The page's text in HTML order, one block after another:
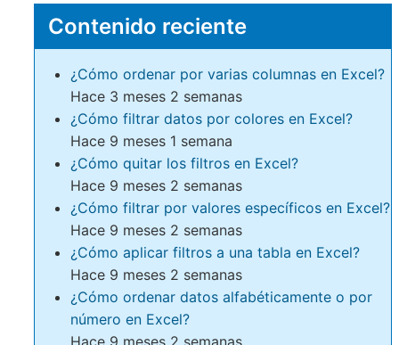
Contenido reciente
¿Cómo ordenar por varias columnas en Excel?
Hace 3 meses 2 semanas
¿Cómo filtrar datos por colores en Excel?
Hace 9 meses 1 semana
¿Cómo quitar los filtros en Excel?
Hace 9 meses 2 semanas
¿Cómo filtrar por valores específicos en Excel?
Hace 9 meses 2 semanas
¿Cómo aplicar filtros a una tabla en Excel?
Hace 9 meses 2 semanas
¿Cómo ordenar datos alfabéticamente o por
número en Excel?
Hace 9 meses 2 semanas